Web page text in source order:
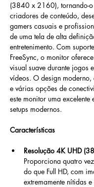
(3840 x 2160), tornando-
criadores de conteúdo,
gamers casuais e
de uma tela de alta
entretenimento. Com
FreeSync, o monitor
visual suave durante jogos
vídeos. O design
e várias opções de
este monitor uma excelente
setups modernos.
Características
Resolução 4K UHD
Proporciona quatro
do que Full HD, com
extremamente nítidas